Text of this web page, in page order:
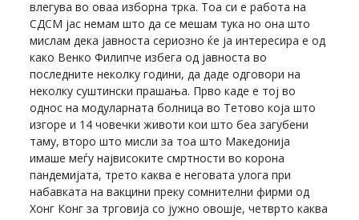
влегува во оваа изборна трка. Тоа си е работа на
СДСМ јас немам што да се мешам тука но она што
мислам дека јавноста сериозно ќе ја интересира е од
како Венко Филипче избега од јавноста во
последните неколку години, да даде одговори на
неколку суштински прашања. Прво каде е тој во
однос на модуларната болница во Тетово која што
изгоре и 14 човечки животи кои што беа загубени
таму, второ што мисли за тоа што Македонија
имаше меѓу највисоките смртности во корона
пандемијата, трето каква е неговата улога при
набавката на вакцини преку сомнителни фирми од
Хонг Конг за трговија со јужно овошје, четврто каква